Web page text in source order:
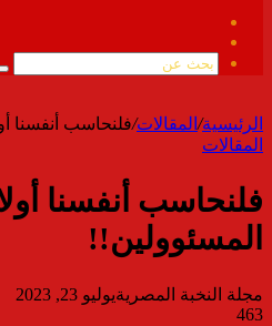
الموقع
الرئيسية/ المقالات/فلنحاسب أنفسنا
المقالات
فلنحاسب أنفسنا
المسئوولين!!
مجلة النخبة المصريةيوليو 23, 2023
463